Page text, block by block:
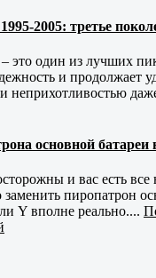
2005: третье
это один из лучших
и продолжает
неприхотливостью
основной батареи
и вас есть
пиропатрон
Y вполне реально....